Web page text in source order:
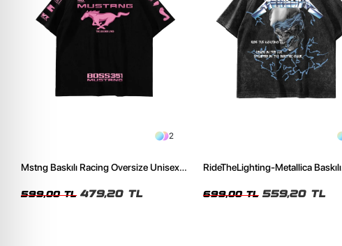
2
Mstng Baskılı Racing Oversize Unisex
599,00 TL 479,20 TL
RideTheLighting-Metallica Baskılı
699,00 TL 559,20 TL